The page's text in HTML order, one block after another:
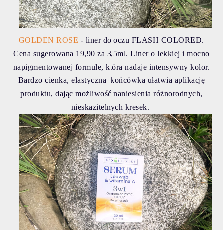
GOLDEN ROSE - liner do oczu FLASH COLORED.
Cena sugerowana 19,90 za 3,5ml. Liner o lekkiej i mocno
napigmentowanej formule, która nadaje intensywny kolor.
Bardzo cienka, elastyczna końcówka ułatwia aplikację
produktu, dając możliwość naniesienia różnorodnych,
nieskazitelnych kresek.